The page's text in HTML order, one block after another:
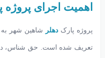
اهمیت اجرای پروژه
پروژه پارکدهلر شاهین شهر
تعریف شده است. حق شناس،